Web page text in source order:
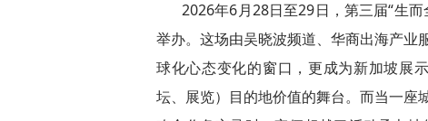
2026年6月28日至29日，第三届“生
举办。这场由吴晓波频道、华商出海产业
球化心态变化的窗口，更成为新加坡展
坛、展览）目的地价值的舞台。而当一座